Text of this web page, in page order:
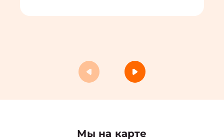
Мы на карте